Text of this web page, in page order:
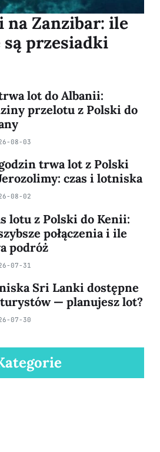
na Zanzibar: ile
przesiadki
lot do Albanii:
przelotu z Polski do
08-03
trwa lot z Polski
czas i lotniska
08-02
lotu z Polski do Kenii:
połączenia i ile
podróż
07-31
Sri Lanki dostępne
— planujesz lot?
07-30